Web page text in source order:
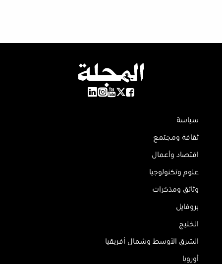
سياسة
ثقافة ومجتمع
اقتصاد وأعمال
علوم وتكنولوجيا
وثائق ومذكرات
بروفايل
الخليج
الشرق الأوسط وشمال أفريقيا
أوروبا